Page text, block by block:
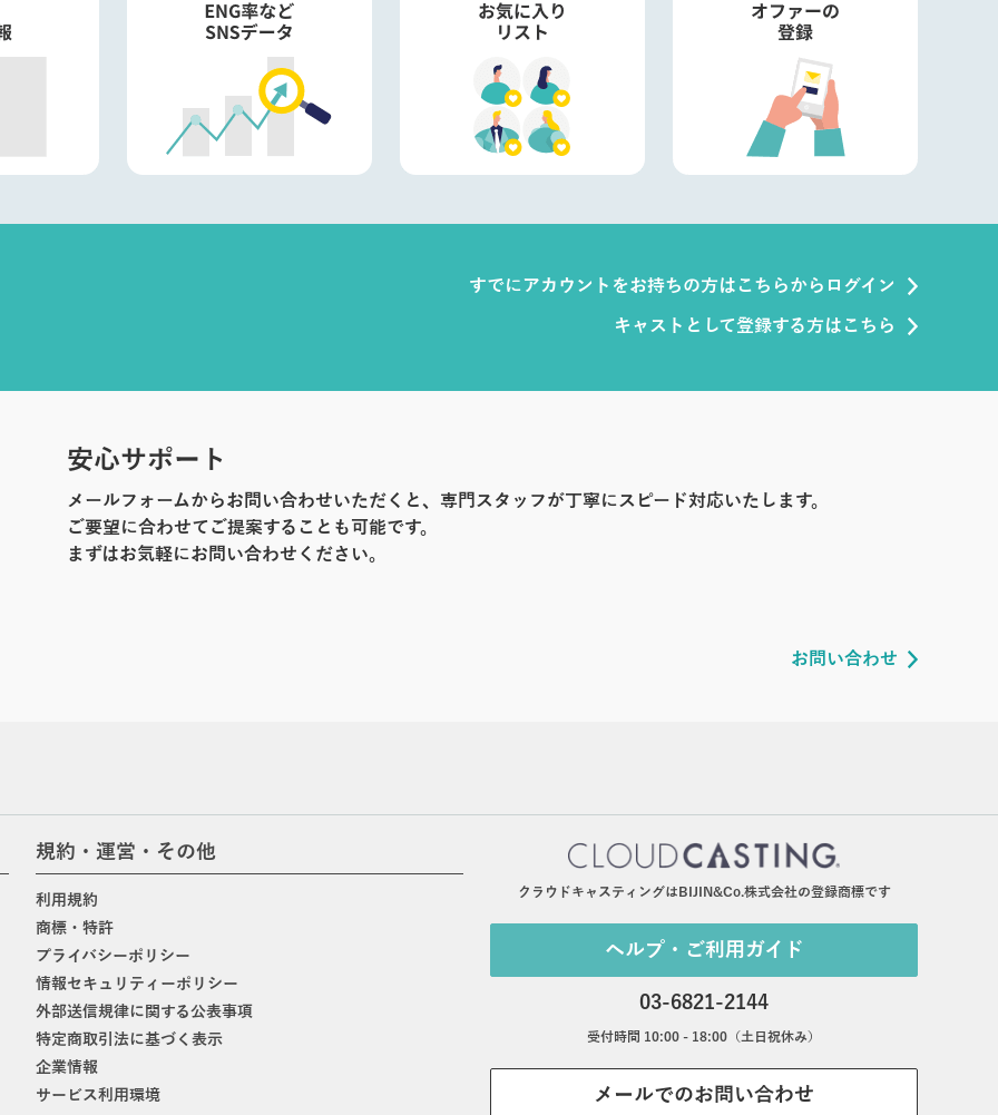
すでにアカウントをお持ちの方はこちらからログイン
キャストとして登録する方はこちら
安心サポート
メールフォームからお問い合わせいただくと、専門スタッフが丁寧にスピード対応いたします。
ご要望に合わせてご提案することも可能です。
まずはお気軽にお問い合わせください。
お問い合わせ
規約・運営・その他
利用規約
商標・特許
プライバシーポリシー
情報セキュリティーポリシー
外部送信規律に関する公表事項
特定商取引法に基づく表示
企業情報
サービス利用環境
クラウドキャスティングはBIJIN&Co.株式会社の登録商標です
ヘルプ・ご利用ガイド
03-6821-2144
受付時間 10:00 - 18:00（土日祝休み）
メールでのお問い合わせ